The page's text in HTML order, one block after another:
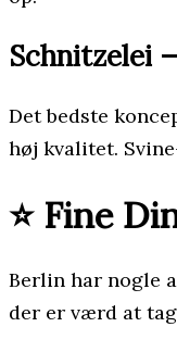
Schnitzelei
Det bedste
høj kvalitet.
⭐ Fine
Berlin har nogle
der er værd at